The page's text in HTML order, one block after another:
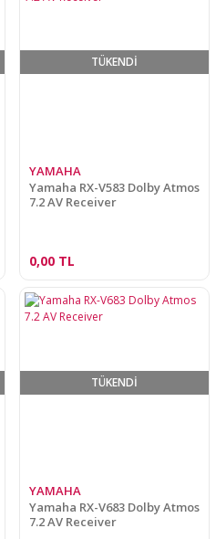
TÜKENDİ
YAMAHA
Yamaha RX-V583 Dolby Atmos
7.2 AV Receiver
0,00 TL
TÜKENDİ
YAMAHA
Yamaha RX-V683 Dolby Atmos
7.2 AV Receiver